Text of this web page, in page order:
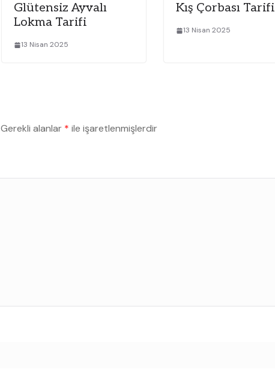
Glütensiz Ayvalı
Lokma Tarifi
13 Nisan 2025
Kış Çorbası Tarifi
13 Nisan 2025
Gerekli alanlar * ile işaretlenmişlerdir